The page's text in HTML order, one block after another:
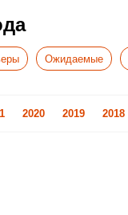
Ожидаемые
2020 2019 2018